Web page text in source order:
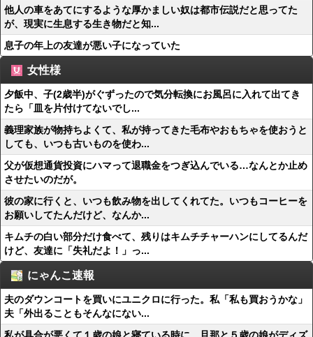
他人の車をあてにするような厚かましい奴は都市伝説だと思ってた
が、現実に生息する生き物だと知...
息子の年上の友達が悪い子になっていた
女性様
夕飯中、子(2歳半)がぐずったので気分転換にお風呂に入れて出てき
たら「皿を片付けてないでし...
義理家族が物持ちよくて、私が持ってきた毛布やおもちゃを使おうと
しても、いつも古いものを使わ...
父が仮想通貨投資にハマって退職金をつぎ込んでいる…なんとか止め
させたいのだが。
彼の家に行くと、いつも飲み物を出してくれてた。いつもコーヒーを
お願いしてたんだけど、なんか...
キムチの白い部分だけ食べて、残りはキムチチャーハンにしてるんだ
けど、友達に「失礼だよ！」っ...
にゃんこ速報
夫のダウンコートを買いにユニクロに行った。私「私も買おうかな」
夫「外出ることもそんなにない...